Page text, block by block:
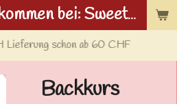
Herzlich Willkommen bei: Sweetwolf.ch
Lieferung schon ab 60 CHF
Backkurs